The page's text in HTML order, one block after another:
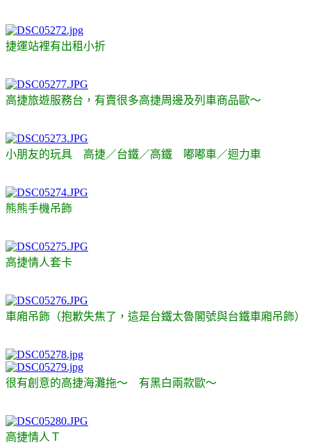
捷運站裡有出租小折
高捷旅遊服務台，有賣很多高捷周邊及列車商品歐～
小朋友的玩具 高捷／台鐵／高鐵 嘟嘟車／迴力車
熊熊手機吊飾
高捷情人套卡
車廂吊飾（抱歉失焦了，這是台鐵太魯閣號與台鐵車廂吊飾）
很有創意的高捷海灘拖～ 有黑白兩款歐～
高捷情人Ｔ